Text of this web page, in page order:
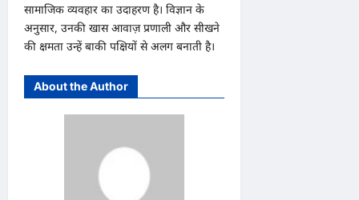
सामाजिक व्यवहार का उदाहरण है। विज्ञान के
अनुसार, उनकी खास आवाज़ प्रणाली और सीखने
की क्षमता उन्हें बाकी पक्षियों से अलग बनाती है।
About the Author